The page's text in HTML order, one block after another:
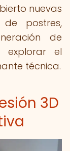
nuevas
postres,
de
el
técnica.
3D